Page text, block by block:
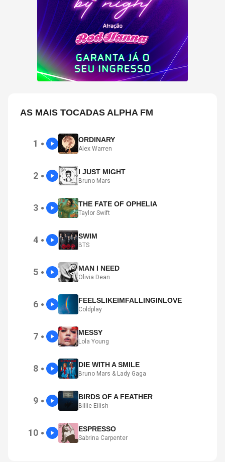
AS MAIS TOCADAS ALPHA FM
1 ● ORDINARY
Alex Warren
2 ● I JUST MIGHT
Bruno Mars
3 ● THE FATE OF OPHELIA
Taylor Swift
4 ● SWIM
BTS
5 ● MAN I NEED
Olivia Dean
6 ● FEELSLIKEIMFALLINGINLOVE
Coldplay
7 ● MESSY
Lola Young
8 ● DIE WITH A SMILE
Bruno Mars & Lady Gaga
9 ● BIRDS OF A FEATHER
Billie Eilish
10 ● ESPRESSO
Sabrina Carpenter